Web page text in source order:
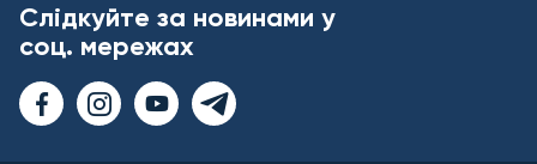
Слідкуйте за новинами у
соц. мережах